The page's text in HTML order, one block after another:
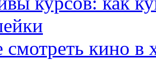
смотреть кино в